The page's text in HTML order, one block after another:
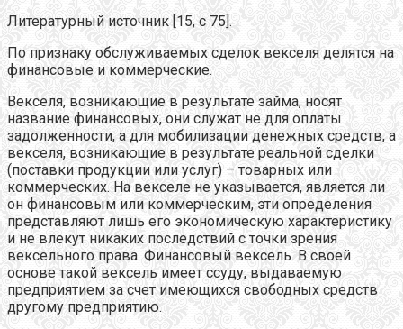
Литературный источник [15, с 75].
По признаку обслуживаемых сделок векселя делятся на
финансовые и коммерческие.
Векселя, возникающие в результате займа, носят
название финансовых, они служат не для оплаты
задолженности, а для мобилизации денежных средств, а
векселя, возникающие в результате реальной сделки
(поставки продукции или услуг) – товарных или
коммерческих. На векселе не указывается, является ли
он финансовым или коммерческим, эти определения
представляют лишь его экономическую характеристику
и не влекут никаких последствий с точки зрения
вексельного права. Финансовый вексель. В своей
основе такой вексель имеет ссуду, выдаваемую
предприятием за счет имеющихся свободных средств
другому предприятию.